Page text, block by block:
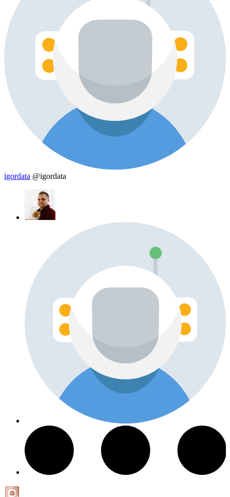
igordata @igordata